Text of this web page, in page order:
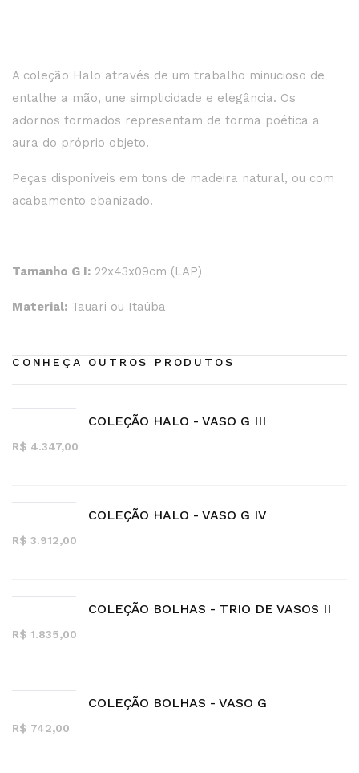
CONHEÇA OUTROS PRODUTOS
COLEÇÃO HALO - VASO G III
R$ 4.347,00
COLEÇÃO HALO - VASO G IV
R$ 3.912,00
COLEÇÃO BOLHAS - TRIO DE VASOS II
R$ 1.835,00
COLEÇÃO BOLHAS - VASO G
R$ 742,00
A coleção Halo através de um trabalho minucioso de
entalhe a mão, une simplicidade e elegância. Os
adornos formados representam de forma poética a
aura do próprio objeto.
Peças disponíveis em tons de madeira natural, ou com
acabamento ebanizado.
Tamanho G I: 22x43x09cm (LAP)
Material: Tauari ou Itaúba